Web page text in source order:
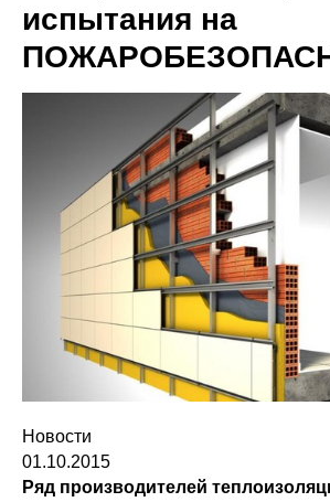
испытания на
Новости
01.10.2015
Ряд производителей